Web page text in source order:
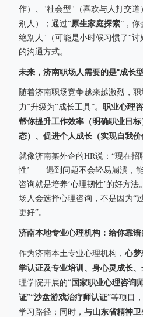
作）、"社会型"（喜欢与人打交
别人）；通过“原生家庭探索”，你
绝别人"（可能是小时候习惯了“讨
的沟通方式。
未来，济南职场人需要的是“成长
随着济南职场竞争越来越激烈，
力”升级为“成长工具”。 职业心理
帮你提升工作效率（明确职业目
态）、促进个人成长（实现自我价
就像济南某外企的HR说：“现在招
性’——遇到问题不会轻易崩溃，
咨询就是培养‘心理韧性’的好方
场人会选择心理咨询，不是因为“
更好”。
济南本地专业心理机构：给你靠谱
作为济南本土专业心理机构， 心梦
学认证及专业培训、身心灵成长
理学院开展的“国家职业心理咨询
证”“沙盘游戏治疗师认证”等项目
学习路径；同时， 与山东省精神